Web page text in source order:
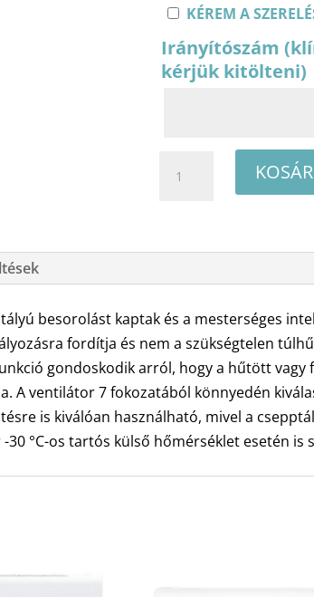
KÉREM A
Irányítószám
kérjük kitölteni)
Elegance
PL
oldalfali
klíma
csomag
3,5
kW
besorolást kaptak és a mesterséges
fordítja és nem a szükségtelen
gondoskodik arról, hogy a hűtött
A ventilátor 7 fokozatából könnyedén
is kiválóan használható, mivel a
°C-os tartós külső hőmérséklet esetén is